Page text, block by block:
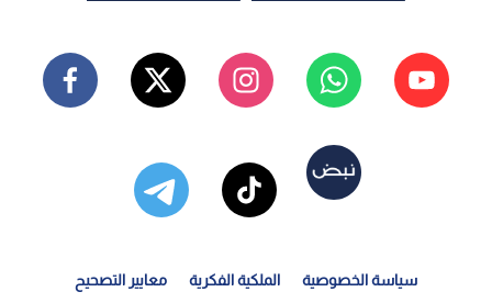
سياسة الخصوصية الملكية الفكرية معايير التصحيح